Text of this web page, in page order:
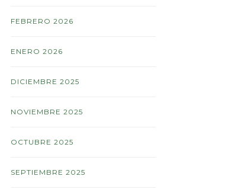
FEBRERO 2026
ENERO 2026
DICIEMBRE 2025
NOVIEMBRE 2025
OCTUBRE 2025
SEPTIEMBRE 2025